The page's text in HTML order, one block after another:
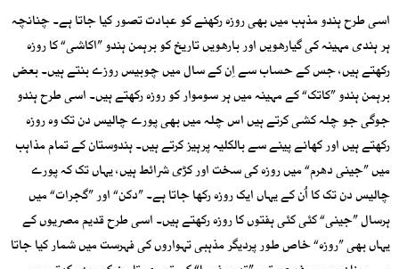
اسی طرح ہندو مذہب میں بھی روزہ رکھنے کو عبادت تصور کیا جاتا ہے۔ چنانچہ
ہر ہندی مہینہ کی گیارھویں اور بارھویں تاریخ کو برہمن ہندو ”اکاشی“ کا روزہ
رکھتے ہیں، جس کے حساب سے اِن کے سال میں چوبیس روزے بنتے ہیں۔ بعض
برہمن ہندو ”کاتک“ کے مہینہ میں ہر سوموار کو روزہ رکھتے ہیں۔ اسی طرح ہندو
جوگی جو چلہ کشی کرتے ہیں اس چلہ میں بھی پورے چالیس دن تک وہ روزہ
رکھتے ہیں اور کھانے پینے سے بالکلیہ پرہیز کرتے ہیں۔ ہندوستان کے تمام مذاہب
میں ”جینی دھرم“ میں روزہ کی سخت اور کڑی شرائط ہیں، یہاں تک کہ پورے
چالیس دن تک کا اُن کے یہاں ایک روزہ رکھا جاتا ہے۔ ”دکن“ اور ”گجرات“ میں
ہرسال ”جینی“ کئی کئی ہفتوں کا روزہ رکھتے ہیں۔ اسی طرح قدیم مصریوں کے
یہاں بھی ”روزہ“ خاص طور پردیگر مذہبی تہواروں کی فہرست میں شمار کیا جاتا